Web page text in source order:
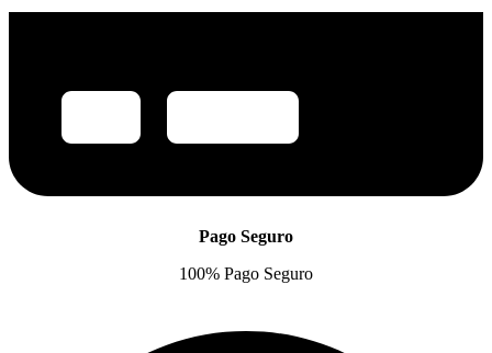
Pago Seguro
100% Pago Seguro